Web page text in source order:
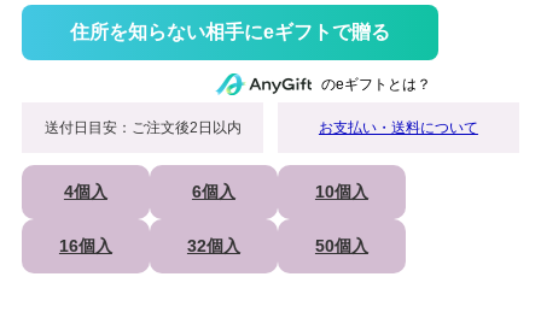
住所を知らない相手にeギフトで贈る
のeギフトとは？
送付日目安：ご注文後2日以内 お支払い・送料について
4個入 6個入 10個入
16個入 32個入 50個入